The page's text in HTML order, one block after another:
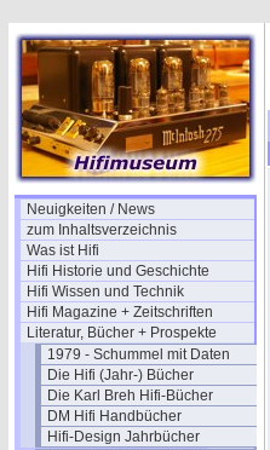
Neuigkeiten / News
zum Inhaltsverzeichnis
Was ist Hifi
Hifi Historie und Geschichte
Hifi Wissen und Technik
Hifi Magazine + Zeitschriften
Literatur, Bücher + Prospekte
1979 - Schummel mit Daten
Die Hifi (Jahr-) Bücher
Die Karl Breh Hifi-Bücher
DM Hifi Handbücher
Hifi-Design Jahrbücher